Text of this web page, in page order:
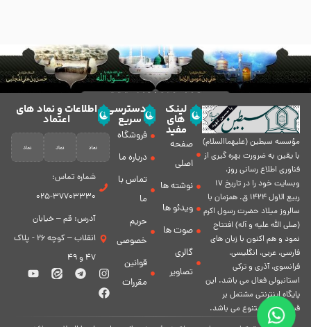
مؤسسه سبطين (عليهماالسلام)
با يقين به ضرورت بهره گیرى از
فناورى اطلاع رسانى روز،
وبسایت خود را در تاريخ 17
ربيع الاول 1424 ق. همزمان با
سالروز ميلاد حضرت رسول اكرم
(صلی الله علیه و آله) افتتاح
نمود و هم اكنون با زبان های
فارسی، عربى، انگلیسی،
فرانسوی، آذری و ترکی
استانبولی فعال مى باشد. اين
پايگاه اينترنتى مشتمل بر
قسمت هاى متنوع مى باشد.
لینک
های
مفید
صفحه
اصلی
نوشته ها
ویدئو ها
صوت ها
گالری
تصاویر
دسترسی
سریع
فروشگاه
درباره ما
تماس با
ما
حریم
خصوصی
قوانین
مقررات
اطلاعات و نماد های
اعتماد
شماره تماس:
37703330-025
آدرس: قم – خیابان
انقلاب – کوچه 26 - پلاک
47 و 49